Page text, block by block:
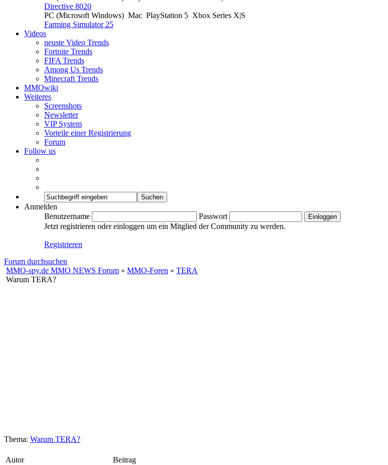
Directive 8020
PC (Microsoft Windows) Mac PlayStation 5 Xbox Series X|S
Farming Simulator 25
Videos
neuste Video Trends
Fortnite Trends
FIFA Trends
Among Us Trends
Minecraft Trends
MMOwiki
Weiteres
Screenshots
Newsletter
VIP System
Vorteile einer Registrierung
Forum
Follow us
Anmelden
Benutzername
Passwort
Jetzt registrieren oder einloggen um ein Mitglied der Community zu werden.
Registrieren
Forum durchsuchen
MMO-spy.de MMO NEWS Forum » MMO-Foren » TERA
Warum TERA?
Thema: Warum TERA?
Autor Beitrag